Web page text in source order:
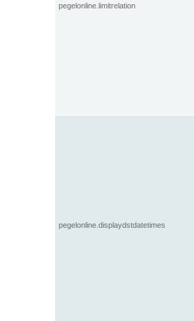
pegelonline.limitrelation
pegelonline.displaydstdatetimes